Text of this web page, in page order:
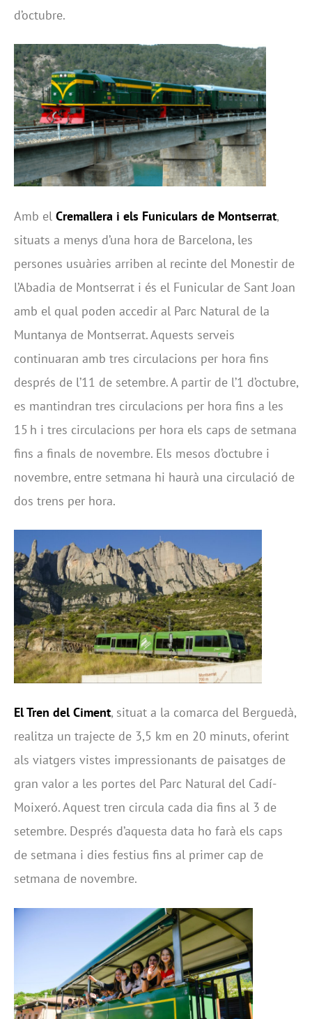
d’octubre.
Amb el Cremallera i els Funiculars de Montserrat,
situats a menys d’una hora de Barcelona, les
persones usuàries arriben al recinte del Monestir de
l’Abadia de Montserrat i és el Funicular de Sant Joan
amb el qual poden accedir al Parc Natural de la
Muntanya de Montserrat. Aquests serveis
continuaran amb tres circulacions per hora fins
després de l’11 de setembre. A partir de l’1 d’octubre,
es mantindran tres circulacions per hora fins a les
15 h i tres circulacions per hora els caps de setmana
fins a finals de novembre. Els mesos d’octubre i
novembre, entre setmana hi haurà una circulació de
dos trens per hora.
El Tren del Ciment, situat a la comarca del Berguedà,
realitza un trajecte de 3,5 km en 20 minuts, oferint
als viatgers vistes impressionants de paisatges de
gran valor a les portes del Parc Natural del Cadí-
Moixeró. Aquest tren circula cada dia fins al 3 de
setembre. Després d’aquesta data ho farà els caps
de setmana i dies festius fins al primer cap de
setmana de novembre.